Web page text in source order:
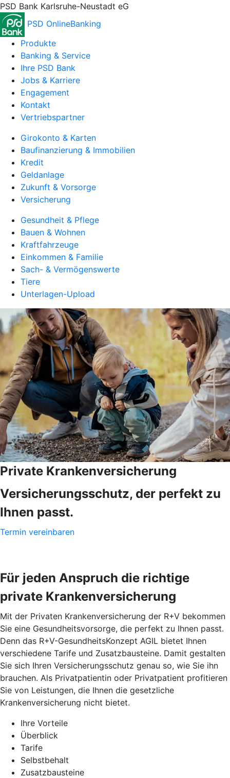
PSD Bank Karlsruhe-Neustadt eG
PSD OnlineBanking
Produkte
Banking & Service
Ihre PSD Bank
Jobs & Karriere
Engagement
Kontakt
Vertriebspartner
Girokonto & Karten
Baufinanzierung & Immobilien
Kredit
Geldanlage
Zukunft & Vorsorge
Versicherung
Gesundheit & Pflege
Bauen & Wohnen
Kraftfahrzeuge
Einkommen & Familie
Sach- & Vermögenswerte
Tiere
Unterlagen-Upload
Private Krankenversicherung
Versicherungsschutz, der perfekt zu
Ihnen passt.
Termin vereinbaren
Für jeden Anspruch die richtige
private Krankenversicherung
Mit der Privaten Krankenversicherung der R+V bekommen
Sie eine Gesundheitsvorsorge, die perfekt zu Ihnen passt.
Denn das R+V-GesundheitsKonzept AGIL bietet Ihnen
verschiedene Tarife und Zusatzbausteine. Damit gestalten
Sie sich Ihren Versicherungsschutz genau so, wie Sie ihn
brauchen. Als Privatpatientin oder Privatpatient profitieren
Sie von Leistungen, die Ihnen die gesetzliche
Krankenversicherung nicht bietet.
Ihre Vorteile
Überblick
Tarife
Selbstbehalt
Zusatzbausteine